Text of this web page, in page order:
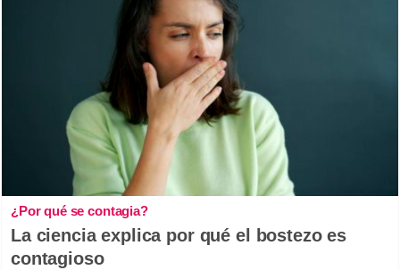
¿Por qué se contagia?
La ciencia explica por qué el bostezo es
contagioso